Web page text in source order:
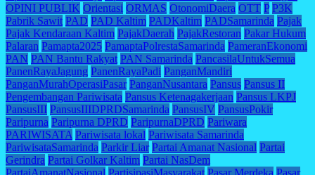
OPINI PUBLIK Orientasi ORMAS OtonomiDaera OTT P P3K
Pabrik Sawit PAD PAD Kaltim PADKaltim PADSamarinda Pajak
Pajak Kendaraan Kaltim PajakDaerah PajakRestoran Pakar Hukum
Palaran Pamapta2025 PamaptaPolrestaSamarinda PameranEkonomi
PAN PAN Bantu Rakyat PAN Samarinda PancasilaUntukSemua
PanenRayaJagung PanenRayaPadi PanganMandiri
PanganMurahOperasiPasar PanganNusantara Pansus Pansus II
Pengembangan Pariwisata Pansus Ketenagakerjaan Pansus LKPJ
PansusIII PansusIIIDPRDSamarinda PansusIV PansusPokir
Paripurna Paripurna DPRD ParipurnaDPRD Pariwara
PARIWISATA Pariwisata lokal Pariwisata Samarinda
PariwisataSamarinda Parkir Liar Partai Amanat Nasional Partai
Gerindra Partai Golkar Kaltim Partai NasDem